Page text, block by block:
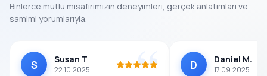
Binlerce mutlu misafirimizin deneyimleri, gerçek anlatımları ve
samimi yorumlarıyla.
S Susan T
22.10.2025 D Daniel M.
17.09.2025